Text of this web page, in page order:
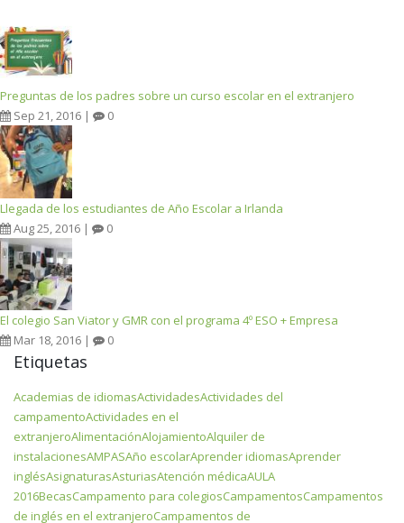
Preguntas de los padres sobre un curso escolar en el extranjero
Sep 21, 2016 |
0
Llegada de los estudiantes de Año Escolar a Irlanda
Aug 25, 2016 |
0
El colegio San Viator y GMR con el programa 4º ESO + Empresa
Mar 18, 2016 |
0
Etiquetas
Academias de idiomasActividadesActividades del
campamentoActividades en el
extranjeroAlimentaciónAlojamientoAlquiler de
instalacionesAMPASAño escolarAprender idiomasAprender
inglésAsignaturasAsturiasAtención médicaAULA
2016BecasCampamento para colegiosCampamentosCampamentos
de inglés en el extranjeroCampamentos de